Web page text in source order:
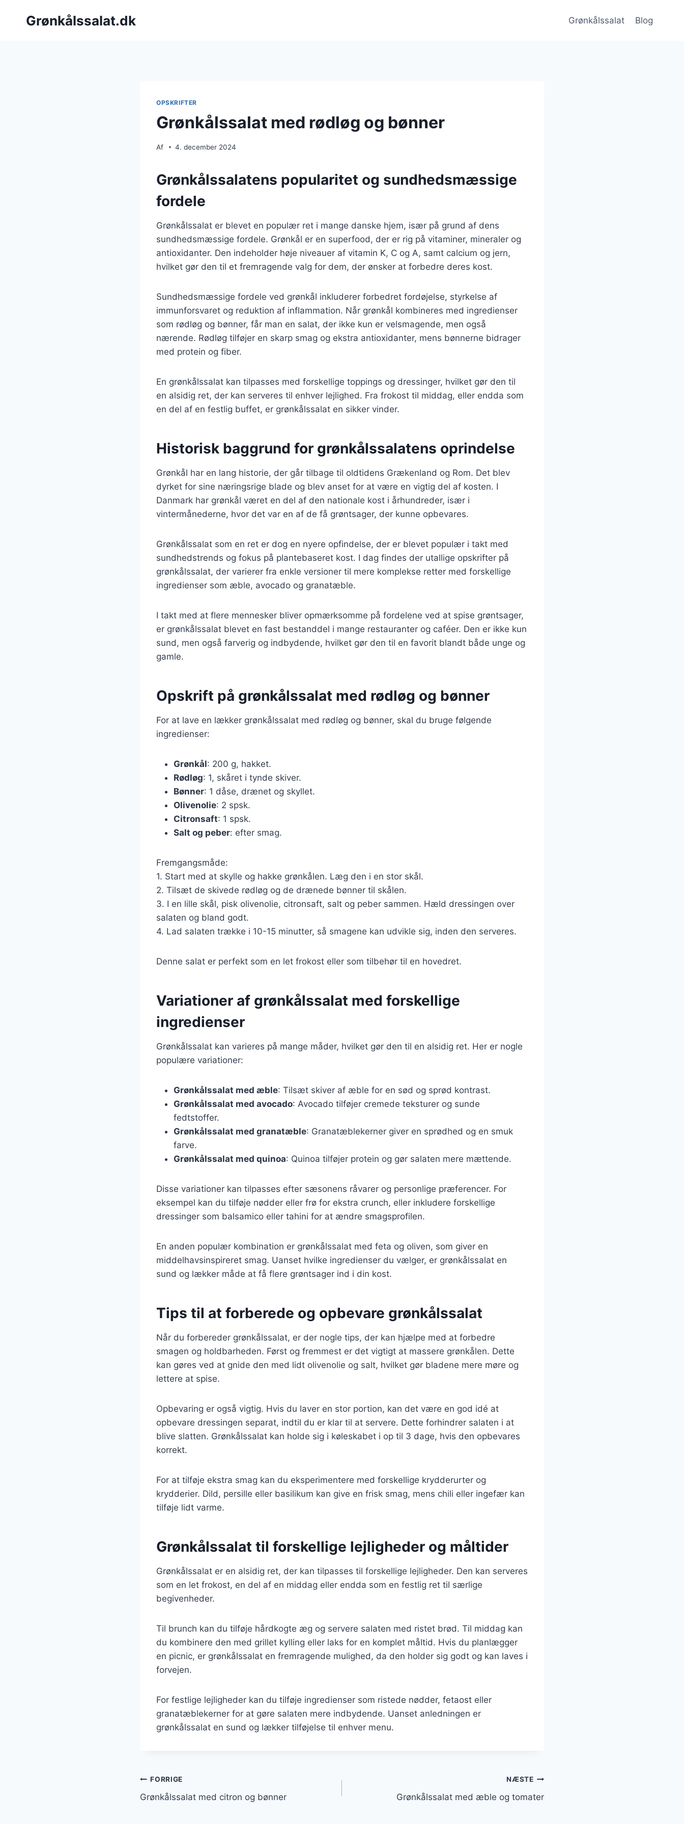
Grønkålssalat.dk Grønkålssalat Blog
OPSKRIFTER
Grønkålssalat med rødløg og bønner
Af 4. december 2024
Grønkålssalatens popularitet og sundhedsmæssige
fordele
Grønkålssalat er blevet en populær ret i mange danske hjem, især på grund af dens
sundhedsmæssige fordele. Grønkål er en superfood, der er rig på vitaminer, mineraler og
antioxidanter. Den indeholder høje niveauer af vitamin K, C og A, samt calcium og jern,
hvilket gør den til et fremragende valg for dem, der ønsker at forbedre deres kost.
Sundhedsmæssige fordele ved grønkål inkluderer forbedret fordøjelse, styrkelse af
immunforsvaret og reduktion af inflammation. Når grønkål kombineres med ingredienser
som rødløg og bønner, får man en salat, der ikke kun er velsmagende, men også
nærende. Rødløg tilføjer en skarp smag og ekstra antioxidanter, mens bønnerne bidrager
med protein og fiber.
En grønkålssalat kan tilpasses med forskellige toppings og dressinger, hvilket gør den til
en alsidig ret, der kan serveres til enhver lejlighed. Fra frokost til middag, eller endda som
en del af en festlig buffet, er grønkålssalat en sikker vinder.
Historisk baggrund for grønkålssalatens oprindelse
Grønkål har en lang historie, der går tilbage til oldtidens Grækenland og Rom. Det blev
dyrket for sine næringsrige blade og blev anset for at være en vigtig del af kosten. I
Danmark har grønkål været en del af den nationale kost i århundreder, især i
vintermånederne, hvor det var en af de få grøntsager, der kunne opbevares.
Grønkålssalat som en ret er dog en nyere opfindelse, der er blevet populær i takt med
sundhedstrends og fokus på plantebaseret kost. I dag findes der utallige opskrifter på
grønkålssalat, der varierer fra enkle versioner til mere komplekse retter med forskellige
ingredienser som æble, avocado og granatæble.
I takt med at flere mennesker bliver opmærksomme på fordelene ved at spise grøntsager,
er grønkålssalat blevet en fast bestanddel i mange restauranter og caféer. Den er ikke kun
sund, men også farverig og indbydende, hvilket gør den til en favorit blandt både unge og
gamle.
Opskrift på grønkålssalat med rødløg og bønner
For at lave en lækker grønkålssalat med rødløg og bønner, skal du bruge følgende
ingredienser:
Grønkål: 200 g, hakket.
Rødløg: 1, skåret i tynde skiver.
Bønner: 1 dåse, drænet og skyllet.
Olivenolie: 2 spsk.
Citronsaft: 1 spsk.
Salt og peber: efter smag.
Fremgangsmåde:
1. Start med at skylle og hakke grønkålen. Læg den i en stor skål.
2. Tilsæt de skivede rødløg og de drænede bønner til skålen.
3. I en lille skål, pisk olivenolie, citronsaft, salt og peber sammen. Hæld dressingen over
salaten og bland godt.
4. Lad salaten trække i 10-15 minutter, så smagene kan udvikle sig, inden den serveres.
Denne salat er perfekt som en let frokost eller som tilbehør til en hovedret.
Variationer af grønkålssalat med forskellige
ingredienser
Grønkålssalat kan varieres på mange måder, hvilket gør den til en alsidig ret. Her er nogle
populære variationer:
Grønkålssalat med æble: Tilsæt skiver af æble for en sød og sprød kontrast.
Grønkålssalat med avocado: Avocado tilføjer cremede teksturer og sunde
fedtstoffer.
Grønkålssalat med granatæble: Granatæblekerner giver en sprødhed og en smuk
farve.
Grønkålssalat med quinoa: Quinoa tilføjer protein og gør salaten mere mættende.
Disse variationer kan tilpasses efter sæsonens råvarer og personlige præferencer. For
eksempel kan du tilføje nødder eller frø for ekstra crunch, eller inkludere forskellige
dressinger som balsamico eller tahini for at ændre smagsprofilen.
En anden populær kombination er grønkålssalat med feta og oliven, som giver en
middelhavsinspireret smag. Uanset hvilke ingredienser du vælger, er grønkålssalat en
sund og lækker måde at få flere grøntsager ind i din kost.
Tips til at forberede og opbevare grønkålssalat
Når du forbereder grønkålssalat, er der nogle tips, der kan hjælpe med at forbedre
smagen og holdbarheden. Først og fremmest er det vigtigt at massere grønkålen. Dette
kan gøres ved at gnide den med lidt olivenolie og salt, hvilket gør bladene mere møre og
lettere at spise.
Opbevaring er også vigtig. Hvis du laver en stor portion, kan det være en god idé at
opbevare dressingen separat, indtil du er klar til at servere. Dette forhindrer salaten i at
blive slatten. Grønkålssalat kan holde sig i køleskabet i op til 3 dage, hvis den opbevares
korrekt.
For at tilføje ekstra smag kan du eksperimentere med forskellige krydderurter og
krydderier. Dild, persille eller basilikum kan give en frisk smag, mens chili eller ingefær kan
tilføje lidt varme.
Grønkålssalat til forskellige lejligheder og måltider
Grønkålssalat er en alsidig ret, der kan tilpasses til forskellige lejligheder. Den kan serveres
som en let frokost, en del af en middag eller endda som en festlig ret til særlige
begivenheder.
Til brunch kan du tilføje hårdkogte æg og servere salaten med ristet brød. Til middag kan
du kombinere den med grillet kylling eller laks for en komplet måltid. Hvis du planlægger
en picnic, er grønkålssalat en fremragende mulighed, da den holder sig godt og kan laves i
forvejen.
For festlige lejligheder kan du tilføje ingredienser som ristede nødder, fetaost eller
granatæblekerner for at gøre salaten mere indbydende. Uanset anledningen er
grønkålssalat en sund og lækker tilføjelse til enhver menu.
Indlægsnavigation
FORRIGE
Grønkålssalat med citron og bønner
NÆSTE
Grønkålssalat med æble og tomater